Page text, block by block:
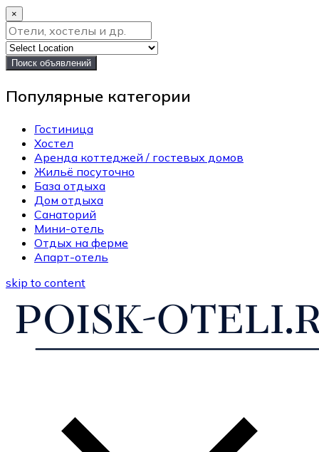
×
Поиск объявлений
Популярные категории
Гостиница
Хостел
Аренда коттеджей / гостевых домов
Жильё посуточно
База отдыха
Дом отдыха
Санаторий
Мини-отель
Отдых на ферме
Апарт-отель
skip to content